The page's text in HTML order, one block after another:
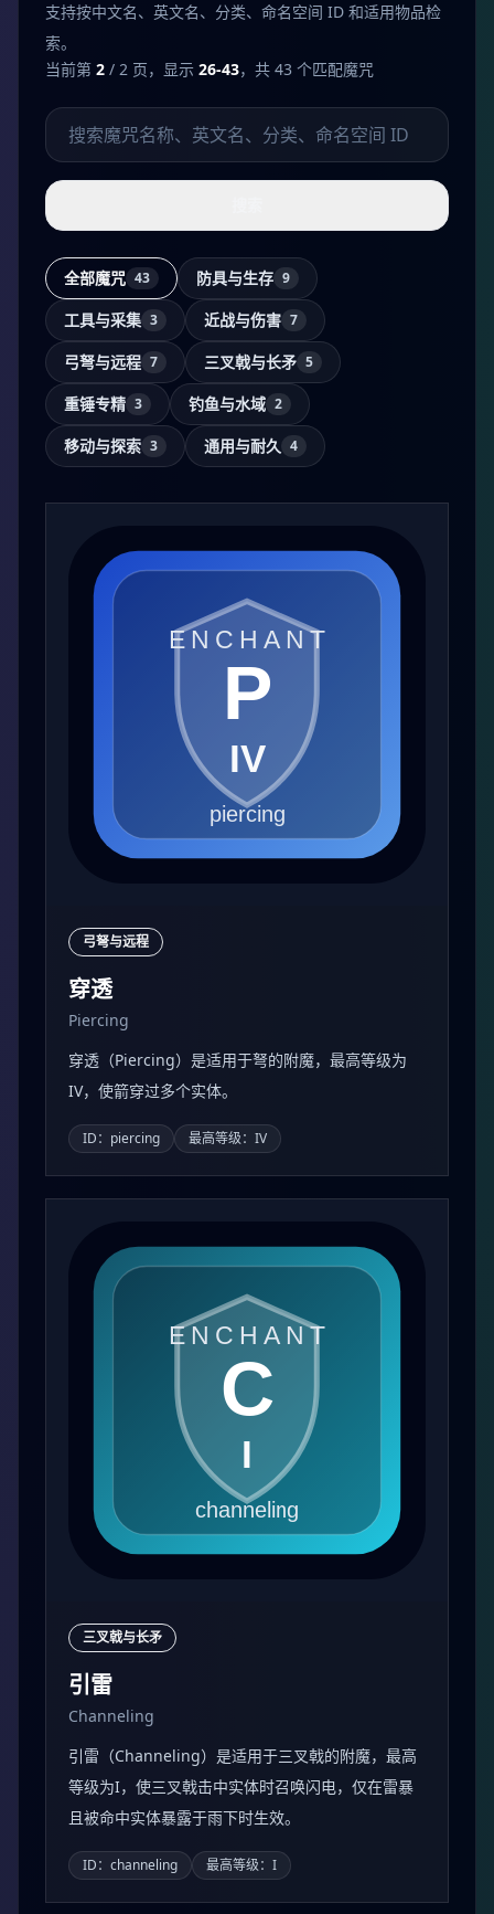
支持按中文名、英文名、分类、命名空间 ID 和适用物品检
索。
当前第 2 / 2 页，显示 26-43，共 43 个匹配魔咒
搜索魔咒
全部魔咒 43 防具与生存 9
工具与采集 3 近战与伤害 7
弓弩与远程 7 三叉戟与长矛 5
重锤专精 3 钓鱼与水域 2
移动与探索 3 通用与耐久 4
弓弩与远程
穿透
Piercing
穿透（Piercing）是适用于弩的附魔，最高等级为
IV，使箭穿过多个实体。
ID：piercing 最高等级：IV
三叉戟与长矛
引雷
Channeling
引雷（Channeling）是适用于三叉戟的附魔，最高
等级为I，使三叉戟击中实体时召唤闪电，仅在雷暴
且被命中实体暴露于雨下时生效。
ID：channeling 最高等级：I